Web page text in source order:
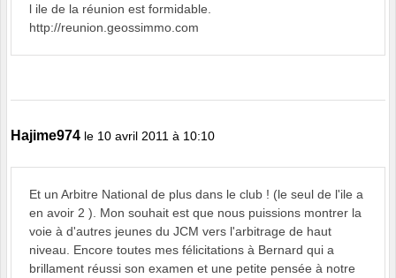
l ile de la réunion est formidable.
http://reunion.geossimmo.com
Hajime974 le 10 avril 2011 à 10:10
Et un Arbitre National de plus dans le club ! (le seul de l'ile a
en avoir 2 ). Mon souhait est que nous puissions montrer la
voie à d'autres jeunes du JCM vers l'arbitrage de haut
niveau. Encore toutes mes félicitations à Bernard qui a
brillament réussi son examen et une petite pensée à notre